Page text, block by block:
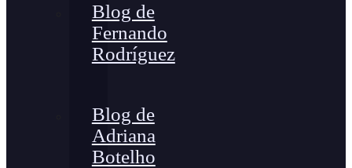
Blog de
Fernando
Rodríguez
Blog de
Adriana
Botelho